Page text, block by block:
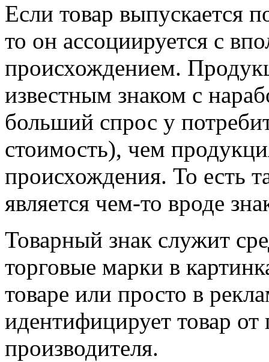
Если товар выпускается
то он ассоциируется с
происхождением.
известным знаком с
больший спрос у
стоимость), чем
происхождения. То есть
является чем-то вроде
Товарный знак служит
торговые марки в
товаре или просто в
идентифицирует товар
производителя.